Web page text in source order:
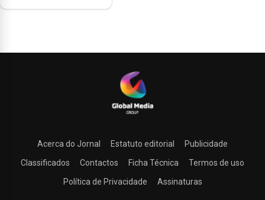
Acerca do Jornal Estatuto editorial
Publicidade
Classificados
Contactos Ficha Técnica
Termos de uso
Política de Privacidade
Assinaturas